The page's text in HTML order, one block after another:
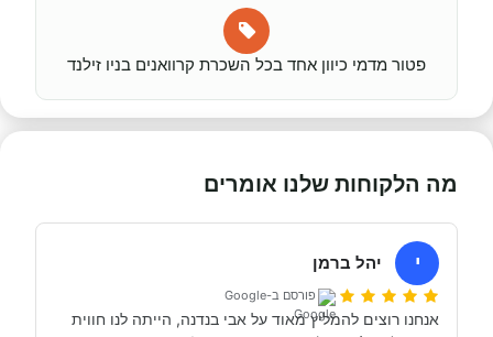
פטור מדמי כיוון אחד בכל השכרת קרוואנים בניו זילנד
מה הלקוחות שלנו אומרים
י יהל ברמן
פורסם ב-Google